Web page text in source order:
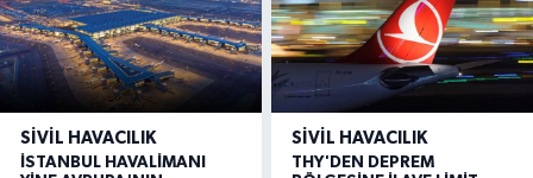
SIVIL HAVACILIK
İSTANBUL HAVALİMANI
SIVIL HAVACILIK
THY'DEN DEPREM